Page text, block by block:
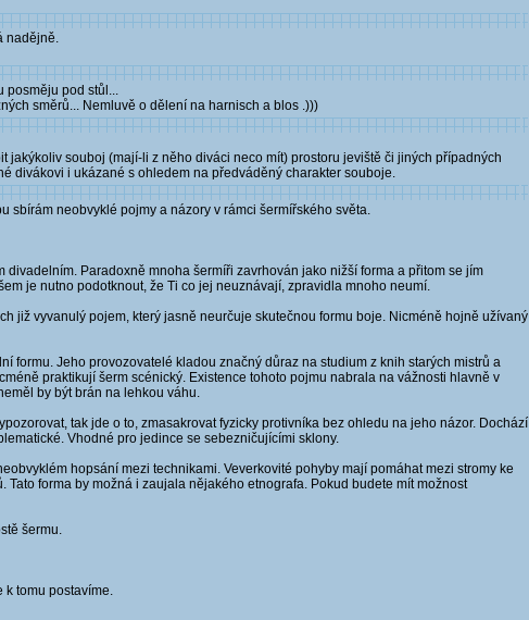
nadějně.
posměju pod stůl...
směrů... Nemluvě o dělení na harnisch a blos .)))
souboj (mají-li z něho diváci neco mít) prostoru jeviště či jiných případných
divákovi i ukázané s ohledem na předváděný charakter souboje.
sbírám neobvyklé pojmy a názory v rámci šermířského světa.
Paradoxně mnoha šermíři zavrhován jako nižší forma a přitom se jím
je nutno podotknout, že Ti co jej neuznávají, zpravidla mnoho neumí.
již vyvanulý pojem, který jasně neurčuje skutečnou formu boje. Nicméně hojně užívaný
formu. Jeho provozovatelé kladou značný důraz na studium z knih starých mistrů a
praktikují šerm scénický. Existence tohoto pojmu nabrala na vážnosti hlavně v
by být brán na lehkou váhu.
tak jde o to, zmasakrovat fyzicky protivníka bez ohledu na jeho názor. Dochází
Vhodné pro jedince se sebezničujícími sklony.
hopsání mezi technikami. Veverkovité pohyby mají pomáhat mezi stromy ke
forma by možná i zaujala nějakého etnografa. Pokud budete mít možnost
šermu.
k tomu postavíme.